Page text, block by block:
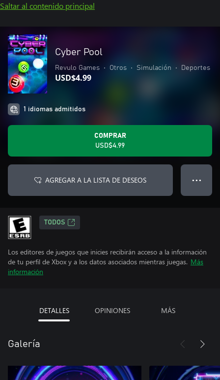
Saltar al contenido principal
Cyber Pool
Revulo Games • Otros • Simulación • Deportes
USD$4.99
1 idiomas admitidos
COMPRAR
USD$4.99
AGREGAR A LA LISTA DE DESEOS ● ● ●
TODOS
Los editores de juegos que inicies recibirán acceso a la información
de tu perfil de Xbox y a los datos asociados mientras juegas. Más
información
DETALLES OPINIONES MÁS
Galería